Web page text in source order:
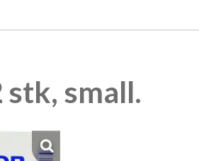
stk, small.